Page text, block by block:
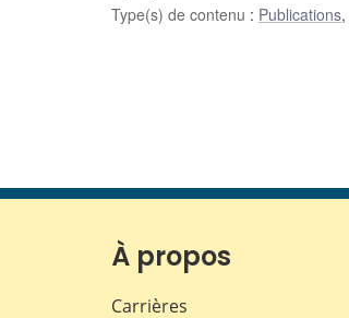
Type(s) de contenu : Publications,
À propos
Carrières